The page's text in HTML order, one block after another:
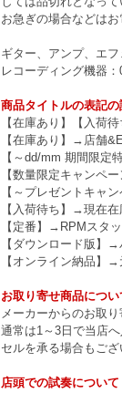
お急ぎの場合などは
ギター、アンプ、エ
レコーディング機器：
商品タイトルの表記の
【在庫あり】【入荷
【在庫あり】→店舗
【～dd/mm 期間限
【数量限定キャンペ
【～プレゼントキャ
【入荷待ち】→現在
【定番】→RPMスタ
【ダウンロード版】
【オンライン納品】
お取り寄せ商品につい
メーカーからのお取
通常は1～3日で当店
セルを承る場合もござ
店頭での試奏について